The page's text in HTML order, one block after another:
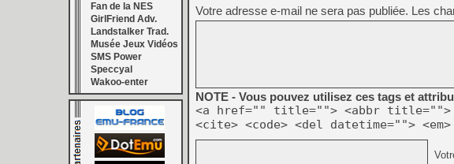
Fan de la NES
GirlFriend Adv.
Landstalker Trad.
Musée Jeux Vidéos
SMS Power
Speccyal
Wakoo-enter
Votre adresse e-mail ne sera pas publiée. Les
NOTE - Vous pouvez utilisez ces tags et
<a href="" title=""> <abbr title="">
<cite> <code> <del datetime="">